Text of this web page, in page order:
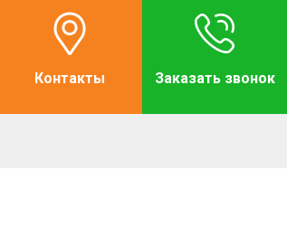
Контакты Заказать звонок